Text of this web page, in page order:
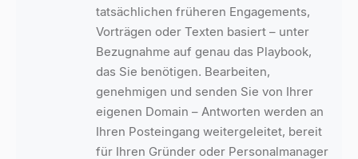
tatsächlichen früheren Engagements,
Vorträgen oder Texten basiert – unter
Bezugnahme auf genau das Playbook,
das Sie benötigen. Bearbeiten,
genehmigen und senden Sie von Ihrer
eigenen Domain – Antworten werden an
Ihren Posteingang weitergeleitet, bereit
für Ihren Gründer oder Personalmanager